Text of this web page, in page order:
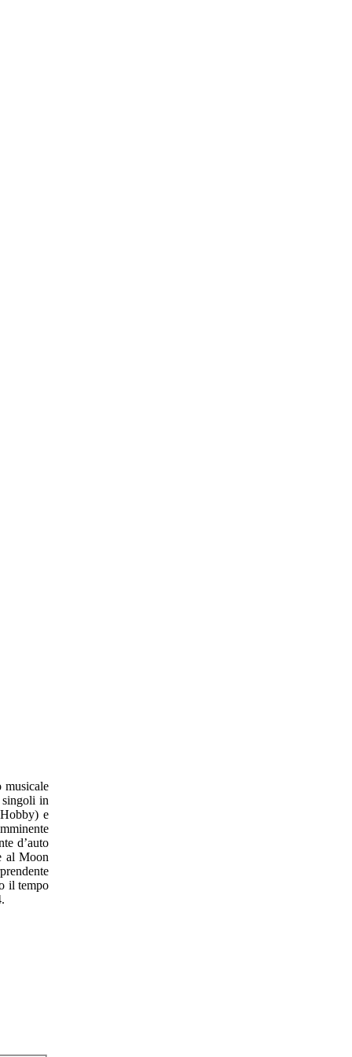
musicale
in
e
d’auto
al Moon
il tempo